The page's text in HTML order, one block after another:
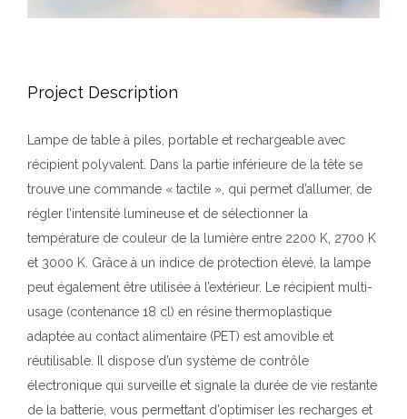
Project Description
Lampe de table à piles, portable et rechargeable avec
récipient polyvalent. Dans la partie inférieure de la tête se
trouve une commande « tactile », qui permet d’allumer, de
régler l’intensité lumineuse et de sélectionner la
température de couleur de la lumière entre 2200 K, 2700 K
et 3000 K. Grâce à un indice de protection élevé, la lampe
peut également être utilisée à l’extérieur. Le récipient multi-
usage (contenance 18 cl) en résine thermoplastique
adaptée au contact alimentaire (PET) est amovible et
réutilisable. Il dispose d’un système de contrôle
électronique qui surveille et signale la durée de vie restante
de la batterie, vous permettant d’optimiser les recharges et